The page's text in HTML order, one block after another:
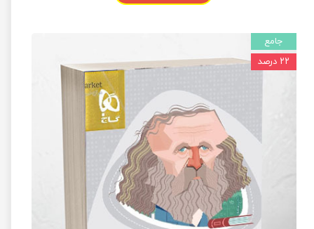
جامع
۲۲ درصد